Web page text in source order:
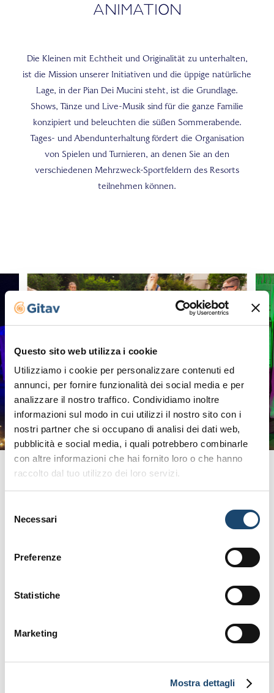
Questo sito web utilizza i cookie
Utilizziamo i cookie per personalizzare contenuti ed
annunci, per fornire funzionalità dei social media e per
analizzare il nostro traffico. Condividiamo inoltre
informazioni sul modo in cui utilizzi il nostro sito con i
nostri partner che si occupano di analisi dei dati web,
pubblicità e social media, i quali potrebbero combinarle
con altre informazioni che hai fornito loro o che hanno
raccolto dal tuo utilizzo dei loro servizi.
delNecessari
Preferenze
Statistiche
Marketing
Mostra dettagli
Animation
Die Kleinen mit Echtheit und Originalität zu unterhalten,
ist die Mission unserer Initiativen und die üppige natürliche
Lage, in der Pian Dei Mucini steht, ist die Grundlage.
Shows, Tänze und Live-Musik sind für die ganze Familie
konzipiert und beleuchten die süßen Sommerabende.
Tages- und Abendunterhaltung fördert die Organisation
von Spielen und Turnieren, an denen Sie an den
verschiedenen Mehrzweck-Sportfeldern des Resorts
teilnehmen können.
Um Ihr Wohlbefinden zu steigern und das Erlebnis des
Kontakts mit der Natur zu bereichern, entdecken Sie
unsere Wanderwege und verlassen Sie sich auf unser
wunderbaren Kombination aus Natur und Abenteuer zu
Das Zentrum wird vonBike Serviceverwaltet, Profis der
Exzellenz in der Umgebung, die Touren fuer alle Niveaus